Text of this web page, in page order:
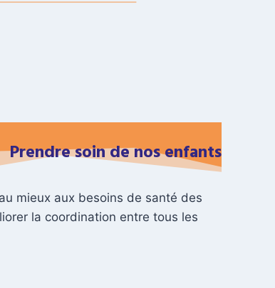
Prendre soin de nos enfants
mieux aux besoins de santé des
la coordination entre tous les